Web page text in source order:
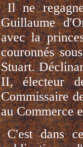
Il ne
Guillaume
avec la
couronnés
Stuart.
II, électeur
Commissaire
au Commerce
C'est dans